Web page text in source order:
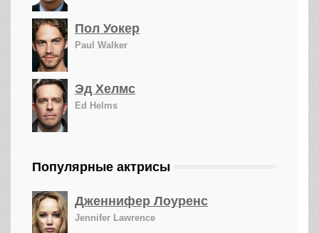
Пол Уокер
Paul Walker
Эд Хелмс
Ed Helms
Популярные актрисы
Дженнифер Лоуренс
Jennifer Lawrence